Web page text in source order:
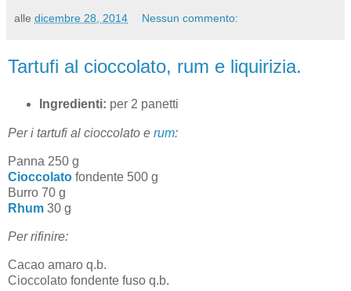
alle dicembre 28, 2014 Nessun commento:
Tartufi al cioccolato, rum e liquirizia.
Ingredienti: per 2 panetti
Per i tartufi al cioccolato e rum:
Panna 250 g
Cioccolato fondente 500 g
Burro 70 g
Rhum 30 g
Per rifinire:
Cacao amaro q.b.
Cioccolato fondente fuso q.b.